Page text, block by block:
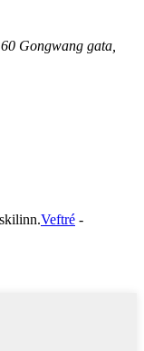
Gongwang gata,
Veftré -